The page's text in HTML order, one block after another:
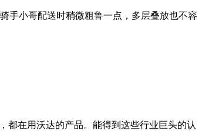
手小哥配送时稍微粗鲁一点，多层叠放也不容
都在用沃达的产品。能得到这些行业巨头的认